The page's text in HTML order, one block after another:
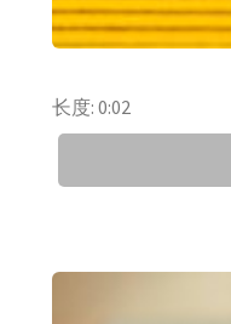
长度: 0:02